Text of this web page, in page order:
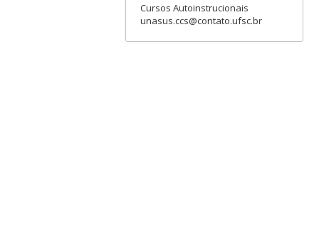
Cursos Autoinstrucionais
unasus.ccs@contato.ufsc.br